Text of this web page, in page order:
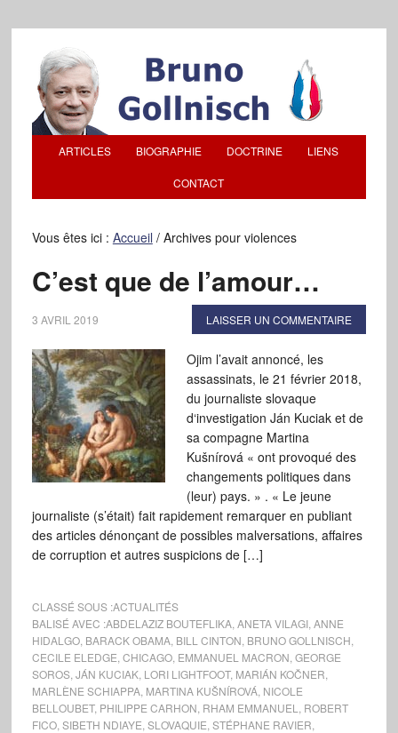
ARTICLES BIOGRAPHIE DOCTRINE LIENS
CONTACT
Vous êtes ici : Accueil /Archives pour violences
C’est que de l’amour…
3 AVRIL 2019 LAISSER UN COMMENTAIRE
Ojim l’avait annoncé, les
assassinats, le 21 février 2018,
du journaliste slovaque
d‘investigation Ján Kuciak et de
sa compagne Martina
Kušnírová « ont provoqué des
changements politiques dans
(leur) pays. » . « Le jeune
journaliste (s’était) fait rapidement remarquer en publiant
des articles dénonçant de possibles malversations, affaires
de corruption et autres suspicions de […]
CLASSÉ SOUS :ACTUALITÉS
BALISÉ AVEC :ABDELAZIZ BOUTEFLIKA, ANETA VILAGI, ANNE
HIDALGO, BARACK OBAMA, BILL CINTON BRUNO GOLLNISCH
CECILE ELEDGE CHICAGO, EMMANUEL MACRON GEORGE
SOROS, JÁN KUCIAK, LORI LIGHTFOOT, MARIÁN KOČNER
MARLÈNE SCHIAPPA, MARTINA KUŠNÍROVÁ, NICOLE
BELLOUBET, PHILIPPE CARHON RHAM EMMANUEL
ROBERT
FICO, SIBETH NDIAYE SLOVAQUIE STÉPHANE RAVIER